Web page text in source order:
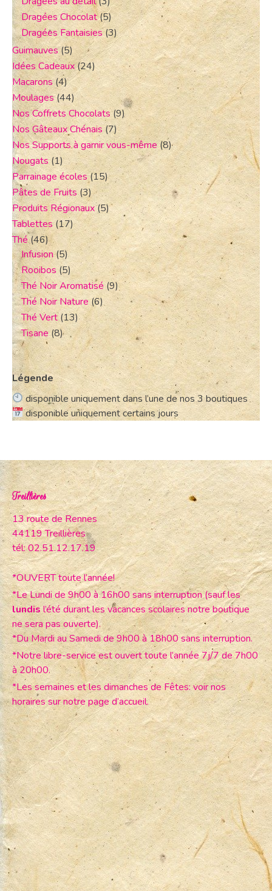
Dragées Chocolat(5)
Dragées Fantaisies (3)
Guimauves (5)
Idées Cadeaux(24)
Macarons(4)
Moulages(44)
Nos Coffrets Chocolats (9)
Nos Gâteaux Chénais (7)
Nos Supports à garnir vous-même(8)
Nougats (1)
Parrainage écoles (15)
Pâtes de Fruits (3)
Produits Régionaux(5)
Tablettes(17)
Thé (46)
Infusion(5)
Rooibos (5)
Thé Noir Aromatisé (9)
Thé Noir Nature (6)
Thé Vert (13)
Tisane (8)
Légende
disponible uniquement dans l’une de nos 3 boutiques
disponible uniquement certains jours
Treillières
13 route de Rennes
44119 Treillières
tél: 02.51.12.17.19
*OUVERT toute l’année!
*Le Lundi de 9h00 à 16h00 sans interruption (sauf les
lundisl’été durant les vacances scolaires notre boutique
ne sera pas ouverte).
*Du Mardi au Samedi de 9h00 à 18h00 sans interruption.
*Notre libre-service est ouvert toute l’année 7j/7 de 7h00
à 20h00.
*Les semaines et les dimanches de Fêtes: voir nos
horaires sur notre page d’accueil.